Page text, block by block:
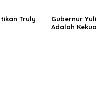
Truly
Gubernur
Adalah